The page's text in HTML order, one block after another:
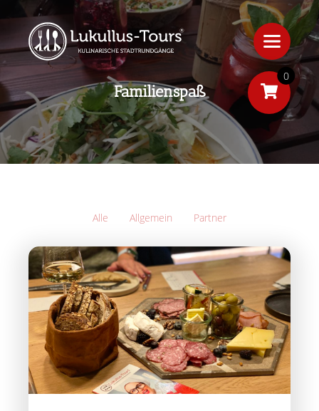
Familienspaß
Alle Allgemein Partner
0